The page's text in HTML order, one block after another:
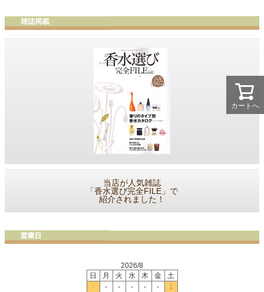
カートへ
当店が人気雑誌
「香水選び完全FILE」で
紹介されました！
2026/8
日
月 火 水 木 金
土
-
- - - - - 1